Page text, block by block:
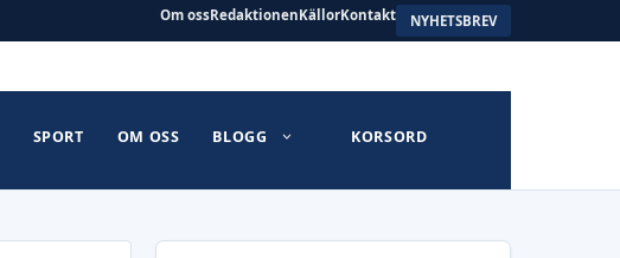
Om ossRedaktionenKällorKontakt NYHETSBREV
SPORT OM OSS BLOGG KORSORD